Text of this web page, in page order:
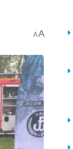
AA